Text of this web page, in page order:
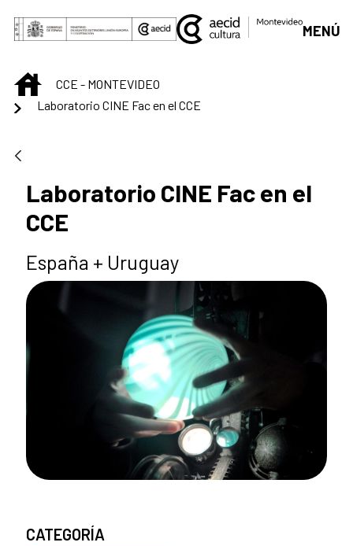
Saltar al contenido principal
MENÚ
INICIOCCE - MONTEVIDEO
Laboratorio CINE Fac en el CCE
Laboratorio CINE Fac en el
CCE
España + Uruguay
CATEGORÍA